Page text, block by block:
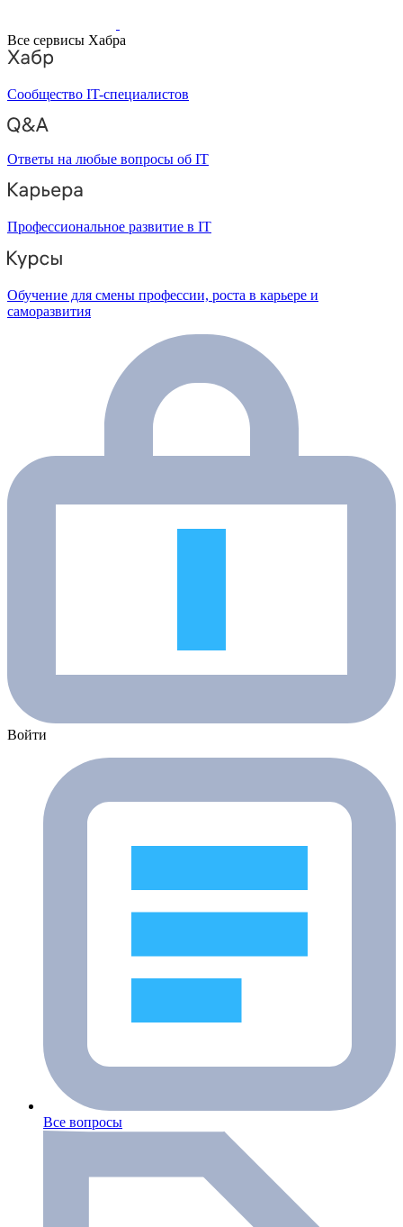
Все сервисы Хабра
Сообщество IT-специалистов
Ответы на любые вопросы об IT
Профессиональное развитие в IT
Обучение для смены профессии, роста в карьере и
саморазвития
Войти
Все вопросы